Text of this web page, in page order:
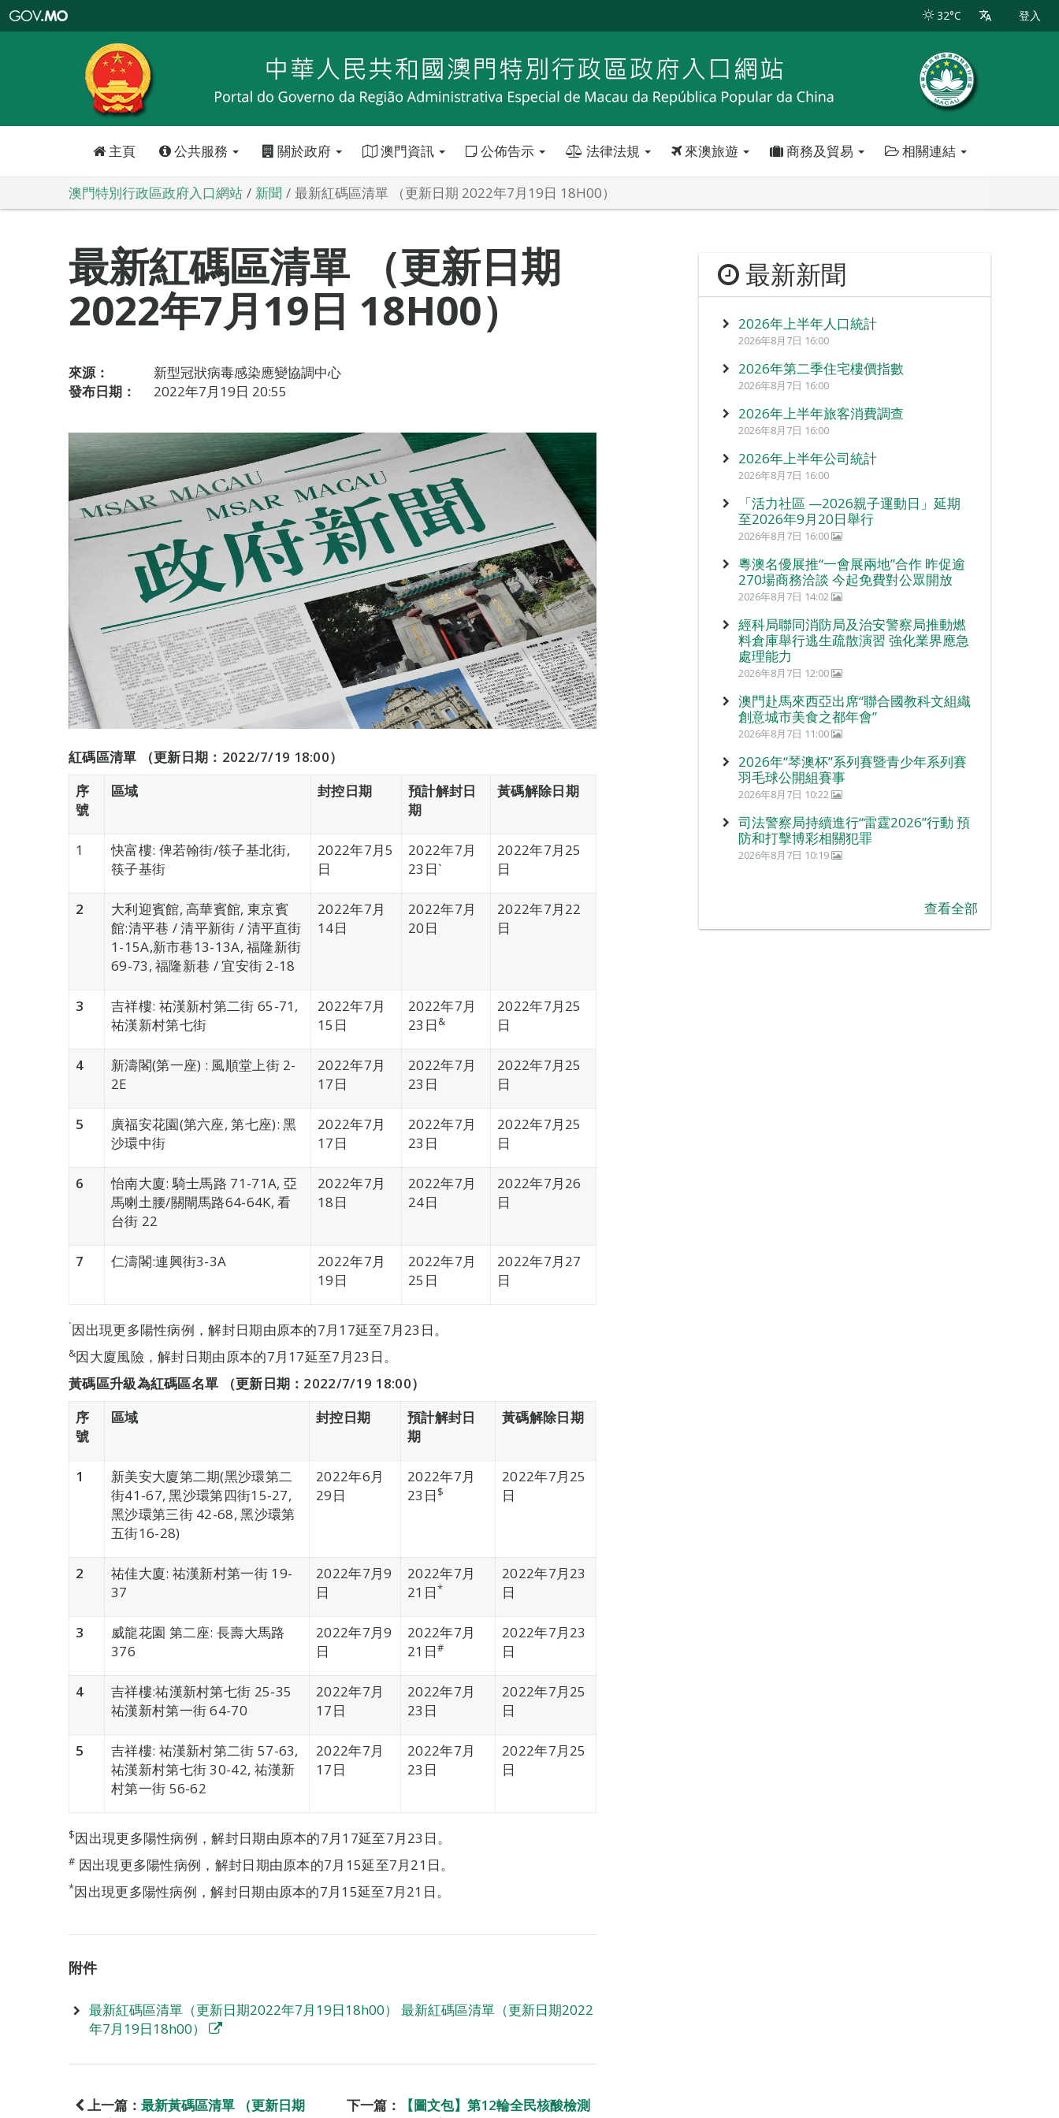
特
政
區
政
口
32°C 登入
主頁 公共服務 關於政府 澳門資訊 公佈告示 法律法規 來澳旅遊 商務及貿易 相關連結
澳門特別行政區政府入口網站 新聞 最新紅碼區清單 （更新日期 2022年7月19日 18H00）
最新紅碼區清單 （更新日期
2022年7月19日 18H00）
來源：
新型冠狀病毒感染應變協調中心
發布日期：
2022年7月19日 20:55
紅碼區清單 （更新日期：2022/7/19 18:00）
序
號
區域 封控日期
預計解封日
期
黃碼解除日期
1
快富樓: 俾若翰街/筷子基北街,
筷子基街
2022年7月5
日
2022年7月
23日`
2022年7月25
日
2
大利迎賓館, 高華賓館, 東京賓
館:清平巷 / 清平新街 / 清平直街
1-15A,新市巷13-13A, 福隆新街
69-73, 福隆新巷 / 宜安街 2-18
2022年7月
14日
2022年7月
20日
2022年7月22
日
3
吉祥樓: 祐漢新村第二街 65-71,
祐漢新村第七街
2022年7月
15日
2022年7月
23日 &
2022年7月25
日
4
新濤閣(第一座) : 風順堂上街 2-
2E
2022年7月
17日
2022年7月
23日
2022年7月25
日
5
廣福安花園(第六座, 第七座): 黑
沙環中街
2022年7月
17日
2022年7月
23日
2022年7月25
日
6
怡南大廈: 騎士馬路 71-71A, 亞
馬喇土腰/關閘馬路64-64K, 看
台街 22
2022年7月
18日
2022年7月
24日
2022年7月26
日
7 仁濤閣:連興街3-3A
2022年7月
19日
2022年7月
25日
2022年7月27
日
`因出現更多陽性病例，解封日期由原本的7月17延至7月23日。
&因大廈風險，解封日期由原本的7月17延至7月23日。
黃碼區升級為紅碼區名單 （更新日期：2022/7/19 18:00）
序
號
區域 封控日期
預計解封日
期
黃碼解除日期
1
新美安大廈第二期(黑沙環第二
街41-67, 黑沙環第四街15-27,
黑沙環第三街 42-68, 黑沙環第
五街16-28)
2022年6月
29日
2022年7月
23日 $
2022年7月25
日
2
祐佳大廈: 祐漢新村第一街 19-
37
2022年7月9
日
2022年7月
21日*
2022年7月23
日
3
威龍花園 第二座: 長壽大馬路
376
2022年7月9
日
2022年7月
21日#
2022年7月23
日
4
吉祥樓:祐漢新村第七街 25-35
祐漢新村第一街 64-70
2022年7月
17日
2022年7月
23日
2022年7月25
日
5
吉祥樓: 祐漢新村第二街 57-63,
祐漢新村第七街 30-42, 祐漢新
村第一街 56-62
2022年7月
17日
2022年7月
23日
2022年7月25
日
$因出現更多陽性病例，解封日期由原本的7月17延至7月23日。
# 因出現更多陽性病例，解封日期由原本的7月15延至7月21日。
*因出現更多陽性病例，解封日期由原本的7月15延至7月21日。
附件
最新紅碼區清單（更新日期2022年7月19日18h00） 最新紅碼區清單（更新日期2022
年7月19日18h00）
上一篇： 最新黃碼區清單 （更新日期
下一篇：
【圖文包】第12輪全民核酸檢測
最新新聞
2026年上半年人口統計
2026年8月7日 16:00
2026年第二季住宅樓價指數
2026年8月7日 16:00
2026年上半年旅客消費調查
2026年8月7日 16:00
2026年上半年公司統計
2026年8月7日 16:00
「活力社區 —2026親子運動日」延期
至2026年9月20日舉行
2026年8月7日 16:00
粵澳名優展推“一會展兩地”合作 昨促逾
270場商務洽談 今起免費對公眾開放
2026年8月7日 14:02
經科局聯同消防局及治安警察局推動燃
料倉庫舉行逃生疏散演習 強化業界應急
處理能力
2026年8月7日 12:00
澳門赴馬來西亞出席“聯合國教科文組織
創意城市美食之都年會”
2026年8月7日 11:00
2026年“琴澳杯”系列賽暨青少年系列賽
羽毛球公開組賽事
2026年8月7日 10:22
司法警察局持續進行“雷霆2026”行動 預
防和打擊博彩相關犯罪
2026年8月7日 10:19
查看全部